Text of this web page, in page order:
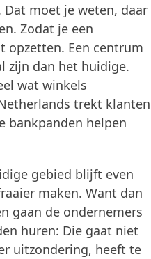
Dat moet je weten, daar
Zodat je een
opzetten. Een centrum
zijn dan het huidige.
wat winkels
trekt klanten
bankpanden helpen
gebied blijft even
maken. Want dan
gaan de ondernemers
huren: Die gaat niet
uitzondering, heeft te